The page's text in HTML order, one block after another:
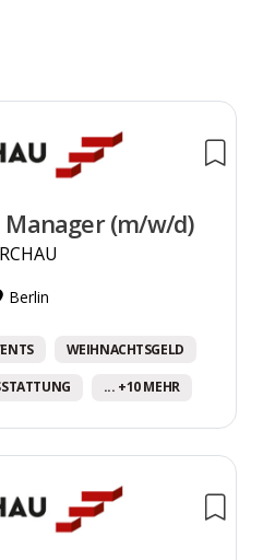
Manager (m/w/d)
Berlin
WEIHNACHTSGELD
... +10 MEHR